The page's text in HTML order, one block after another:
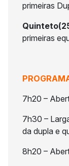
primeiras
primeiras
7h20 –
7h30 –
da dupla e
8h20 –